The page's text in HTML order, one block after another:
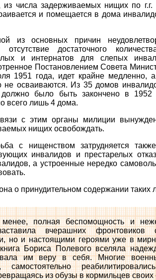
из числа задерживаемых нищих по
и помещается в дома
из основных причин
отсутствие достаточного
и интернатов для слепых
Постановлением Совета
1951 года, идет крайне медленно,
не осваиваются. Из 35 домов
должно было быть закончено в
всего лишь 4 дома.
с этим органы милиции
нищих освобождать.
с нищенством затрудняется
инвалидов и престарелых
а устроенные нередко
о принудительном содержании таких
полная беспомощность и
вчерашних
но и настоящими героями уже в
Бориса Полевого вселяла
им веру в себя. Многие
самостоятельно
из обузы в кормильцев своих